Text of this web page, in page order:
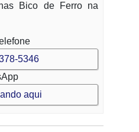
Bico de Ferro na
5346
aqui